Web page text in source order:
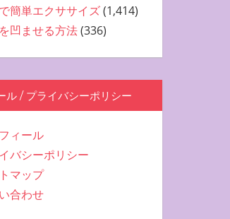
簡単エクササイズ(1,414)
凹ませる方法(336)
ル / プライバシーポリシー
ィール
バシーポリシー
マップ
合わせ